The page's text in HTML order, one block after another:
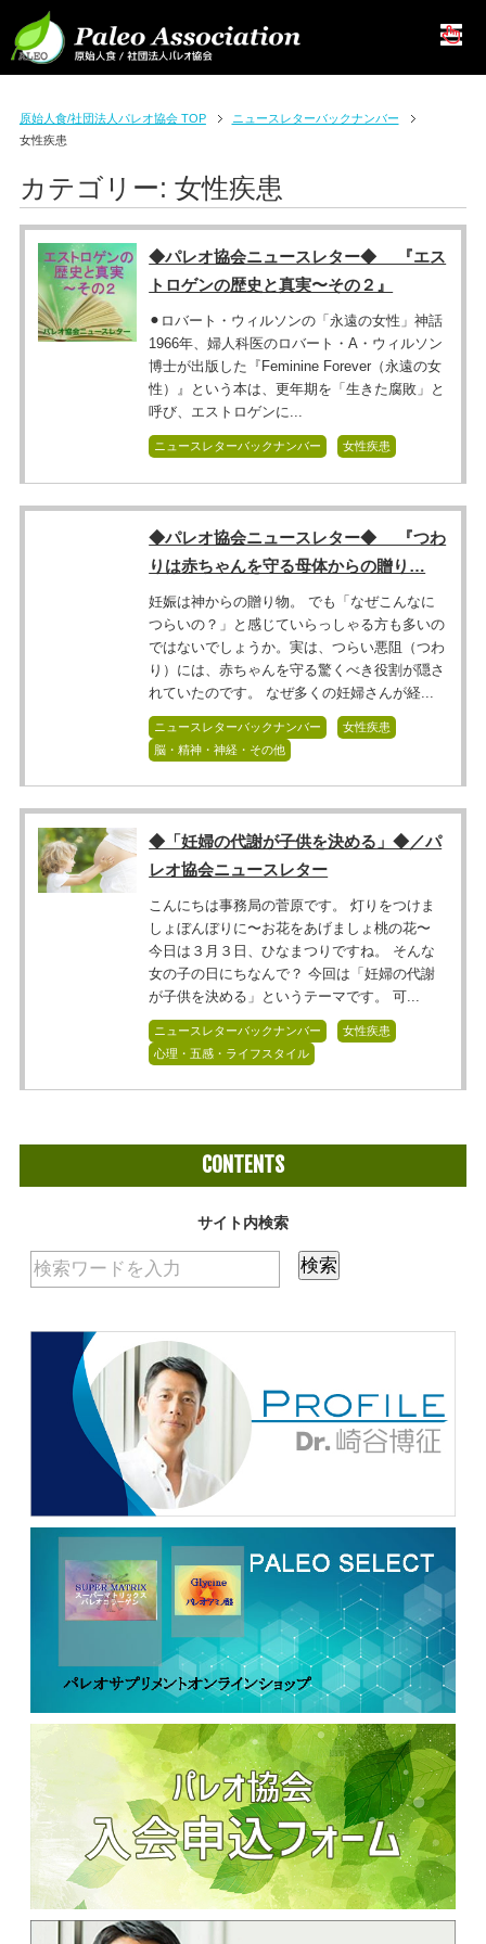
原始人食/社団法人パレオ協会 TOP
ニュースレターバックナンバー
女性疾患
カテゴリー: 女性疾患
◆パレオ協会ニュースレター◆ 『エス
トロゲンの歴史と真実〜その２』
⚫︎ロバート・ウィルソンの「永遠の女性」神話
1966年、婦人科医のロバート・A・ウィルソン
博士が出版した『Feminine Forever（永遠の女
性）』という本は、更年期を「生きた腐敗」と
呼び、エストロゲンに...
ニュースレターバックナンバー 女性疾患
◆パレオ協会ニュースレター◆ 『つわ
りは赤ちゃんを守る母体からの贈り…
妊娠は神からの贈り物。 でも「なぜこんなに
つらいの？」と感じていらっしゃる方も多いの
ではないでしょうか。実は、つらい悪阻（つわ
り）には、赤ちゃんを守る驚くべき役割が隠さ
れていたのです。 なぜ多くの妊婦さんが経...
ニュースレターバックナンバー
女性疾患
脳・精神・神経・その他
◆「妊婦の代謝が子供を決める」◆／パ
レオ協会ニュースレター
こんにちは事務局の菅原です。 灯りをつけま
しょぼんぼりに〜お花をあげましょ桃の花〜
今日は３月３日、ひなまつりですね。 そんな
女の子の日にちなんで？ 今回は「妊婦の代謝
が子供を決める」というテーマです。 可...
ニュースレターバックナンバー
女性疾患
心理・五感・ライフスタイル
CONTENTS
サイト内検索